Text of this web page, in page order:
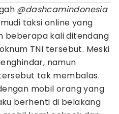
@dashcamindonesia
taksi online yang
beberapa kali ditendang
TNI tersebut. Meski
namun
tak membalas.
mobil orang yang
berhenti di belakang